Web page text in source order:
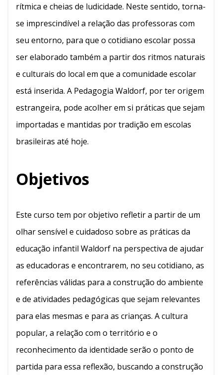
rítmica e cheias de ludicidade. Neste sentido, torna-
se imprescindível a relação das professoras com
seu entorno, para que o cotidiano escolar possa
ser elaborado também a partir dos ritmos naturais
e culturais do local em que a comunidade escolar
está inserida. A Pedagogia Waldorf, por ter origem
estrangeira, pode acolher em si práticas que sejam
importadas e mantidas por tradição em escolas
brasileiras até hoje.
Objetivos
Este curso tem por objetivo refletir a partir de um
olhar sensível e cuidadoso sobre as práticas da
educação infantil Waldorf na perspectiva de ajudar
as educadoras e encontrarem, no seu cotidiano, as
referências válidas para a construção do ambiente
e de atividades pedagógicas que sejam relevantes
para elas mesmas e para as crianças. A cultura
popular, a relação com o território e o
reconhecimento da identidade serão o ponto de
partida para essa reflexão, buscando a construção